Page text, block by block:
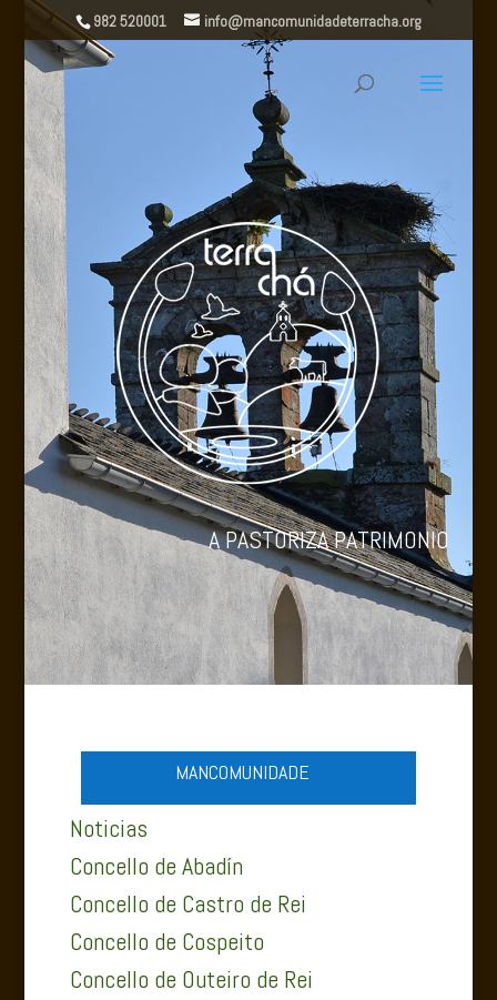
982 520001 info@mancomunidadeterracha.org
A PASTORIZA PATRIMONIO
MANCOMUNIDADE
Noticias
Concello de Abadín
Concello de Castro de Rei
Concello de Cospeito
Concello de Outeiro de Rei